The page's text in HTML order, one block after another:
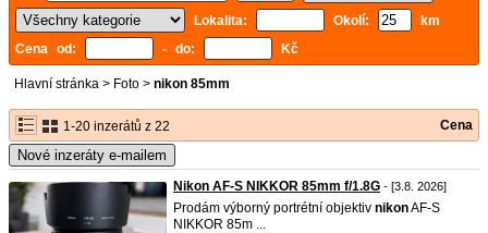
Lokalita:
Okolí:
km
Cena od:
- do: Kč
Hlavní stránka > Foto > nikon 85mm
1-20 inzerátů z 22 Cena
Nové inzeráty e-mailem
Nikon AF-S NIKKOR 85mm f/1.8G - [3.8. 2026]
Prodám výborný portrétní objektiv nikonAF-S
NIKKOR 85m ...